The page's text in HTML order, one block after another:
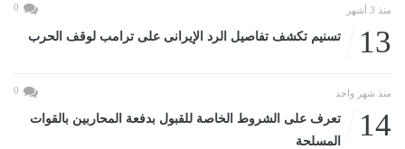
منذ 3 أشهر 0
13 تسنيم تكشف تفاصيل الرد الإيرانى على ترامب لوقف الحرب
منذ شهر واحد 0
14
تعرف على الشروط الخاصة للقبول بدفعة المحاربين بالقوات
المسلحة